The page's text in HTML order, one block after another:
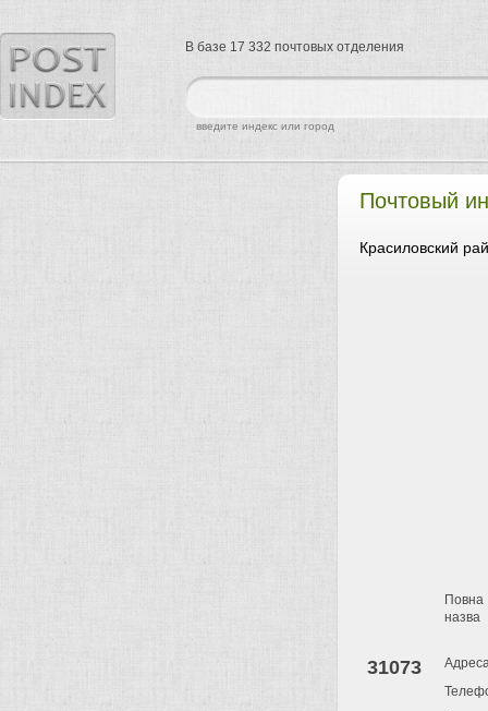
Почтовый
Красиловский
31073
Повна
назва
найти
введите индекс или город
В базе 17 332 почтовых отделения